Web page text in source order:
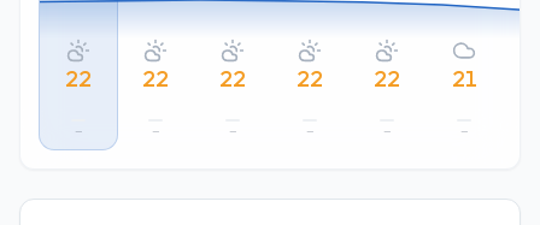
22
–
22
–
22
–
22
–
22
–
21
–